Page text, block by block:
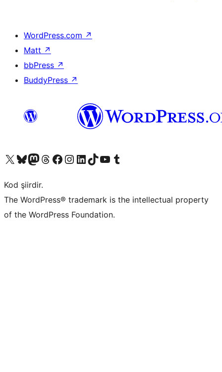
WordPress.com ↗
Matt ↗
bbPress ↗
BuddyPress ↗
X (eski Twitter) hesabımıza bakın
Bluesky hesabımızı ziyaret edinMastodon hesabımızı ziyaret edinThreads hesabımızı ziyaret edinFacebook sayfamızı ziyaret edinInstagram hesabımızı ziyaret edinLinkedIn hesabımızı ziyaret edinTikTok hesabımızı ziyaret edinYouTube kanalımızı ziyaret edinTumblr hesabımızı ziyaret edin
Kod şiirdir.
The WordPress® trademark is the intellectual property
of the WordPress Foundation.